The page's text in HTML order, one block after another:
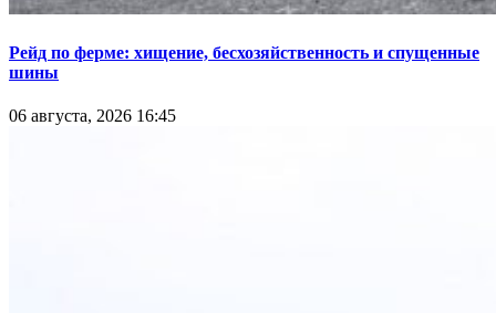
Рейд по ферме: хищение, бесхозяйственность и спущенные
шины
06 августа, 2026 16:45